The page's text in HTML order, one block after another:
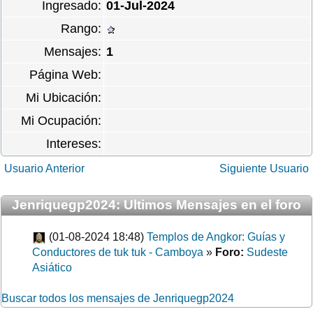
Ingresado: 01-Jul-2024
Rango:
Mensajes: 1
Página Web:
Mi Ubicación:
Mi Ocupación:
Intereses:
Usuario Anterior Siguiente Usuario
Jenriquegp2024: Ultimos Mensajes en el foro
(01-08-2024 18:48) Templos de Angkor: Guías y
Conductores de tuk tuk - Camboya » Foro: Sudeste
Asiático
Buscar todos los mensajes de Jenriquegp2024